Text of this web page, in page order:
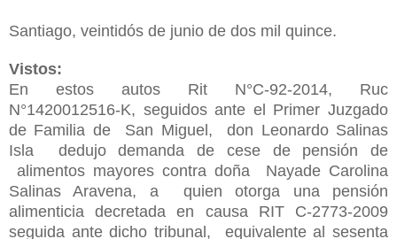
Santiago, veintidós de junio de dos mil quince.
Vistos:
En estos autos Rit N°C-92-2014, Ruc
N°1420012516-K, seguidos ante el Primer Juzgado
de Familia de San Miguel, don Leonardo Salinas
Isla dedujo demanda de cese de pensión de
alimentos mayores contra doña Nayade Carolina
Salinas Aravena, a quien otorga una pensión
alimenticia decretada en causa RIT C-2773-2009
seguida ante dicho tribunal, equivalente al sesenta